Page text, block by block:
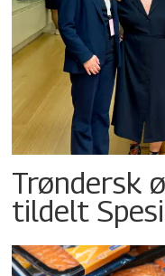
Trøndersk
tildelt